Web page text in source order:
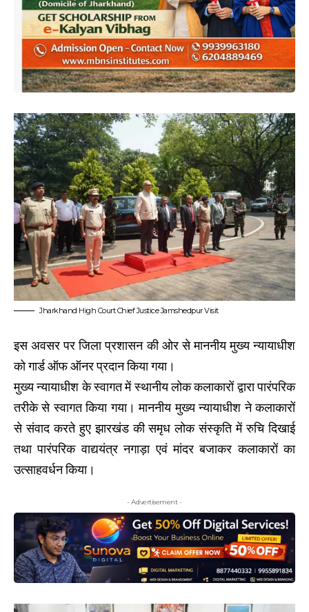
Jharkhand High Court Chief Justice Jamshedpur Visit
इस अवसर पर जिला प्रशासन की ओर से माननीय मुख्य न्यायाधीश
को गार्ड ऑफ ऑनर प्रदान किया गया।
मुख्य न्यायाधीश के स्वागत में स्थानीय लोक कलाकारों द्वारा पारंपरिक
तरीके से स्वागत किया गया। माननीय मुख्य न्यायाधीश ने कलाकारों
से संवाद करते हुए झारखंड की समृध लोक संस्कृति में रुचि दिखाई
तथा पारंपरिक वाद्ययंत्र नगाड़ा एवं मांदर बजाकर कलाकारों का
उत्साहवर्धन किया।
- Advertisement -